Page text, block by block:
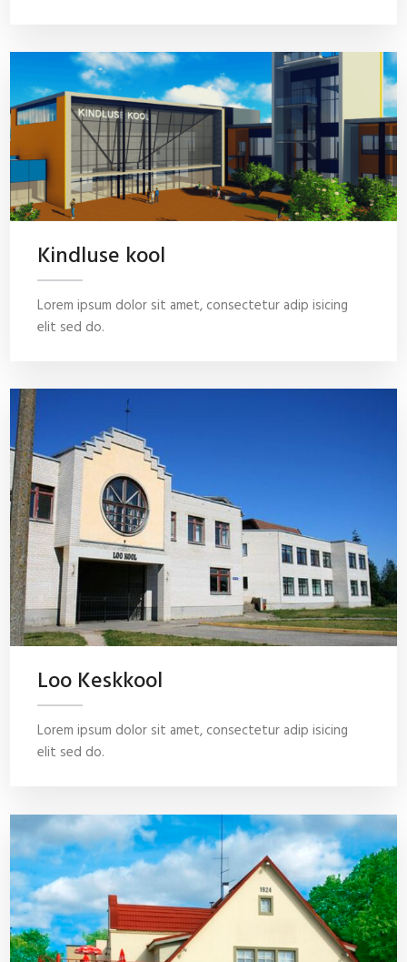
Kindluse kool
Lorem ipsum dolor sit amet, consectetur adip isicing
elit sed do.
Loo Keskkool
Lorem ipsum dolor sit amet, consectetur adip isicing
elit sed do.